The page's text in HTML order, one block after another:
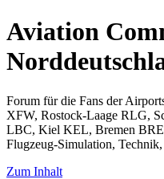
Aviation
Forum für die Fans der
XFW, Rostock-Laage RLG,
LBC, Kiel KEL, Bremen BRE
Flugzeug-Simulation,
Zum Inhalt